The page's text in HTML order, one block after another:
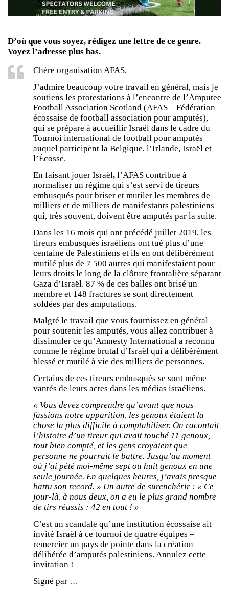
D’où que vous soyez, rédigez une lettre de ce genre.
Voyez l’adresse plus bas.
Chère organisation AFAS,
J’admire beaucoup votre travail en général, mais je
soutiens les protestations à l’encontre de l’Amputee
Football Association Scotland (AFAS – Fédération
écossaise de football association pour amputés),
qui se prépare à accueillir Israël dans le cadre du
Tournoi international de football pour amputés
auquel participent la Belgique, l’Irlande, Israël et
l’Écosse.
En faisant jouer Israël, l’AFAS contribue à
normaliser un régime qui s’est servi de tireurs
embusqués pour briser et mutiler les membres de
milliers et de milliers de manifestants palestiniens
qui, très souvent, doivent être amputés par la suite.
Dans les 16 mois qui ont précédé juillet 2019, les
tireurs embusqués israéliens ont tué plus d’une
centaine de Palestiniens et ils en ont délibérément
mutilé plus de 7 500 autres qui manifestaient pour
leurs droits le long de la clôture frontalière séparant
Gaza d’Israël. 87 % de ces balles ont brisé un
membre et 148 fractures se sont directement
soldées par des amputations.
Malgré le travail que vous fournissez en général
pour soutenir les amputés, vous allez contribuer à
dissimuler ce qu’Amnesty International a reconnu
comme le régime brutal d’Israël qui a délibérément
blessé et mutilé à vie des milliers de personnes.
Certains de ces tireurs embusqués se sont même
vantés de leurs actes dans les médias israéliens.
« Vous devez comprendre qu’avant que nous
fassions notre apparition, les genoux étaient la
chose la plus difficile à comptabiliser. On racontait
l’histoire d’un tireur qui avait touché 11 genoux,
tout bien compté, et les gens croyaient que
personne ne pourrait le battre. Jusqu’au moment
où j’ai pété moi-même sept ou huit genoux en une
seule journée. En quelques heures, j’avais presque
battu son record. » Un autre de surenchérir : « Ce
jour-là, à nous deux, on a eu le plus grand nombre
de tirs réussis : 42 en tout ! »
C’est un scandale qu’une institution écossaise ait
invité Israël à ce tournoi de quatre équipes –
remercier un pays de pointe dans la création
délibérée d’amputés palestiniens. Annulez cette
invitation !
Signé par …